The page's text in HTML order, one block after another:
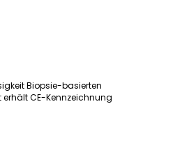
Biopsie-basierten
CE-Kennzeichnung